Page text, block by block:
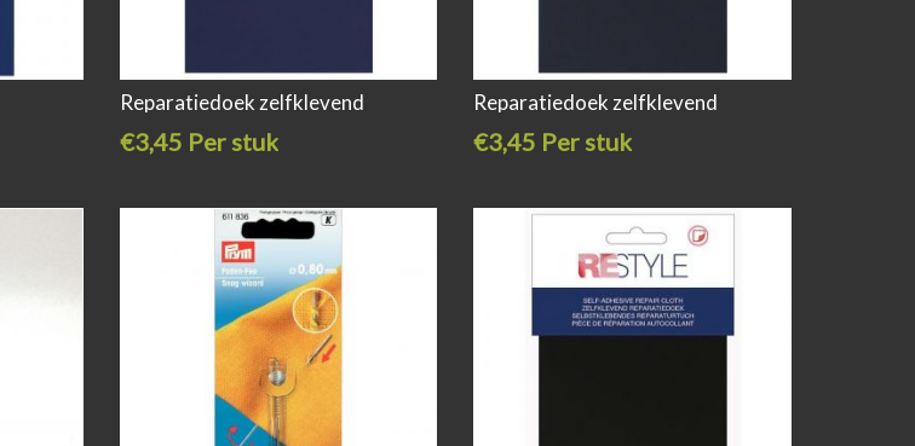
Reparatiedoek zelfklevend
€3,45 Per stuk
Reparatiedoek zelfklevend
€3,45 Per stuk